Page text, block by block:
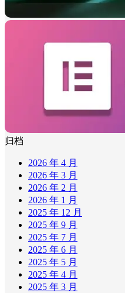
归档
2026 年 4 月
2026 年 3 月
2026 年 2 月
2026 年 1 月
2025 年 12 月
2025 年 9 月
2025 年 7 月
2025 年 6 月
2025 年 5 月
2025 年 4 月
2025 年 3 月